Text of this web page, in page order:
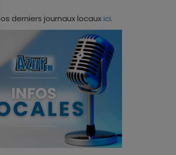
derniers journaux locauxici.